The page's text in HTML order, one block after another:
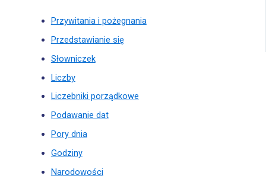
Przywitania i pożegnania
Przedstawianie się
Słowniczek
Liczby
Liczebniki porządkowe
Podawanie dat
Pory dnia
Godziny
Narodowości